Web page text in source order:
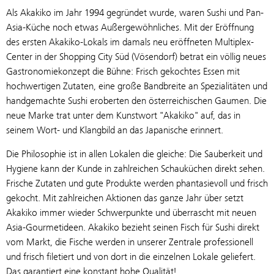
Als Akakiko im Jahr 1994 gegründet wurde, waren Sushi und Pan-
Asia-Küche noch etwas Außergewöhnliches. Mit der Eröffnung
des ersten Akakiko-Lokals im damals neu eröffneten Multiplex-
Center in der Shopping City Süd (Vösendorf) betrat ein völlig neues
Gastronomiekonzept die Bühne: Frisch gekochtes Essen mit
hochwertigen Zutaten, eine große Bandbreite an Spezialitäten und
handgemachte Sushi eroberten den österreichischen Gaumen. Die
neue Marke trat unter dem Kunstwort "Akakiko" auf, das in
seinem Wort- und Klangbild an das Japanische erinnert.
Die Philosophie ist in allen Lokalen die gleiche: Die Sauberkeit und
Hygiene kann der Kunde in zahlreichen Schauküchen direkt sehen.
Frische Zutaten und gute Produkte werden phantasievoll und frisch
gekocht. Mit zahlreichen Aktionen das ganze Jahr über setzt
Akakiko immer wieder Schwerpunkte und überrascht mit neuen
Asia-Gourmetideen. Akakiko bezieht seinen Fisch für Sushi direkt
vom Markt, die Fische werden in unserer Zentrale professionell
und frisch filetiert und von dort in die einzelnen Lokale geliefert.
Das garantiert eine konstant hohe Qualität!